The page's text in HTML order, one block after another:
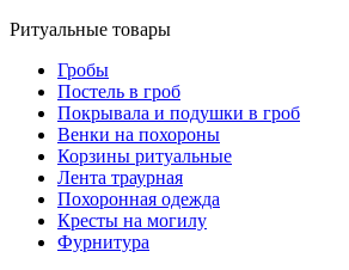
Ритуальные товары
Гробы
Постель в гроб
Покрывала и подушки в гроб
Венки на похороны
Корзины ритуальные
Лента траурная
Похоронная одежда
Кресты на могилу
Фурнитура